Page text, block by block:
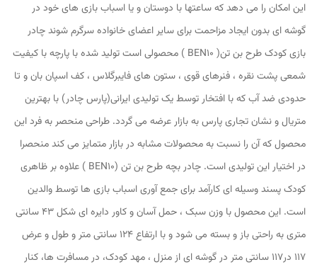
این امکان را می دهد که ساعتها با دوستان و یا اسباب بازی های خود در
گوشه ای بدون ایجاد مزاحمت برای سایر اعضای خانواده سرگرم شوند چادر
بازی کودک طرح بن تن( BEN10 ) محصولی است تولید شده با پارچه با کیفیت
شمعی پشت نقره ، فنرهای قوی ، ستون های فایبرگلاس ، کف اسپان بان و تا
حدودی ضد آب که با افتخار توسط یک تولیدی ایرانی(پارس چادر) با بهترین
متریال و نشان تجاری پارس به بازار عرضه می گردد. طراحی منحصر به فرد این
محصول که آن را نسبت به محصولات مشابه در بازار متمایز می کند منحصرا
در اختیار این تولیدی است. چادر بچه طرح بن تن (BEN10 ) علاوه بر ظاهری
کودک پسند وسیله ای کارآمد برای جمع آوری اسباب بازی ها توسط والدین
است. این محصول با وزن سبک ، حمل آسان و کاور دایره ای شکل 43 سانتی
متری به راحتی باز و بسته می شود و با ارتفاع 124 سانتی متر و طول و عرض
117 در117 سانتی متر در گوشه ای از منزل ، مهد کودک، در مسافرت ها، کنار